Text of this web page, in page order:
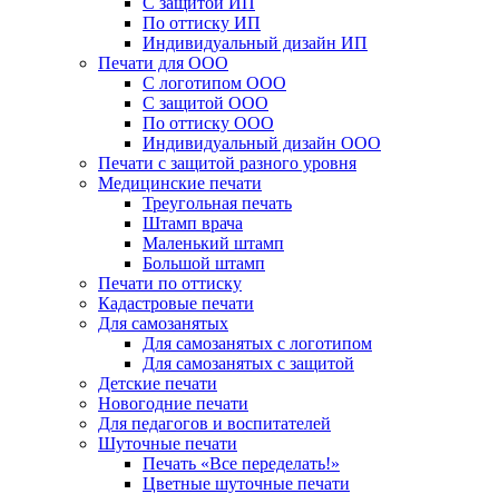
По оттиску ИП
Индивидуальный дизайн ИП
Печати для ООО
С логотипом ООО
С защитой ООО
По оттиску ООО
Индивидуальный дизайн ООО
Печати с защитой разного уровня
Медицинские печати
Треугольная печать
Штамп врача
Маленький штамп
Большой штамп
Печати по оттиску
Кадастровые печати
Для самозанятых
Для самозанятых с логотипом
Для самозанятых с защитой
Детские печати
Новогодние печати
Для педагогов и воспитателей
Шуточные печати
Печать «Все переделать!»
Цветные шуточные печати